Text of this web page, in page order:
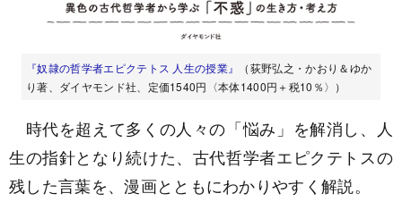
『奴隷の哲学者エピクテトス 人生の授業』
（荻野弘之・かおり＆ゆか
り著、ダイヤモンド社、定価1540円〈本体1400円＋税10％〉）
時代を超えて多くの人々の「悩み」を解消し、人
生の指針となり続けた、古代哲学者エピクテトスの
残した言葉を、漫画とともにわかりやすく解説。